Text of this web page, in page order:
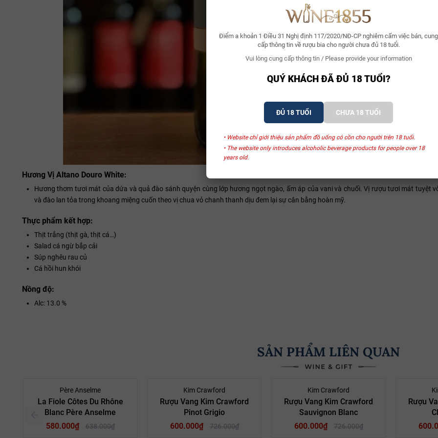
Điểm a khoản 1 Điều 31 Nghị định 117/2020/NĐ-CP nghiêm cấm việc bán, cung
cấp thông tin về rượu bia cho người chưa đủ 18 tuổi.
Vui lòng cung cấp thông tin / Please provide your information
QUÝ KHÁCH ĐÃ ĐỦ 18 TUỔI?
ĐỦ 18 TUỔI CHƯA 18 TUỔI
• Website chỉ giới thiệu sản phẩm đồ uống có cồn cho người trên 18 tuổi.
• The website only introduces alcoholic beverage products for people over 18
years old.
Hương Vị Altano Douro White:
Hương thơm tươi mát của dứa và quả đào sánh quyện cùng lớp hương ngọt ngào, ấm áp của vani và chuối. Vị rượu tươi mát tuyệt
và đào lan tỏa trong khoang miệng cuốn theo vị chua vỏ chanh thanh dịu đem lại sự cân bằng hoàn mỹ.
Thực phẩm kết hợp:
Thịt trắng (thịt gà, thịt cá…)
Salad cá ngừ bắp cải
Súp nghêu rau củ
Cá hồi hun khói
Nồng độ:
Alc: 13.0 %
SẢN PHẨM LIÊN QUAN
Père Anselme
La Fiole Côtes Du Rhône
Blanc Père Anselme
580.000₫
638.000₫
Kim Crawford
Rượu Vang Kim Crawford
Pinot Grigio
600.000₫
726.000₫
Kim Crawford
Rượu Vang Kim Crawford
Sauvignon Blanc
600.000₫
726.000₫
Rượu